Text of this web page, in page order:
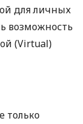
для личных
возможность
(Virtual)
только